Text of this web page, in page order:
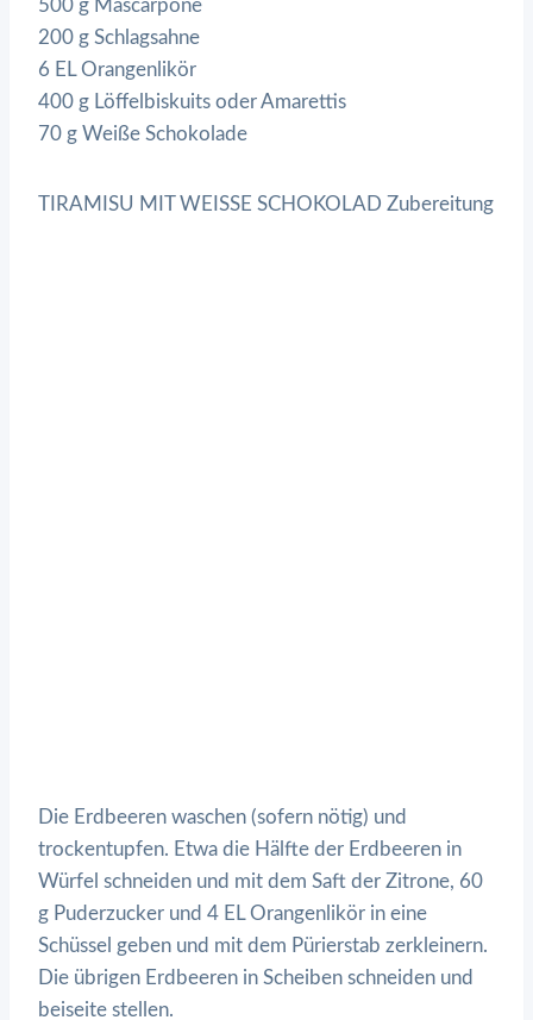
500 g Mascarpone
200 g Schlagsahne
6 EL Orangenlikör
400 g Löffelbiskuits oder Amarettis
70 g Weiße Schokolade
TIRAMISU MIT WEISSE SCHOKOLAD Zubereitung
Die Erdbeeren waschen (sofern nötig) und
trockentupfen. Etwa die Hälfte der Erdbeeren in
Würfel schneiden und mit dem Saft der Zitrone, 60
g Puderzucker und 4 EL Orangenlikör in eine
Schüssel geben und mit dem Pürierstab zerkleinern.
Die übrigen Erdbeeren in Scheiben schneiden und
beiseite stellen.